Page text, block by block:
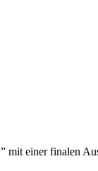
einer finalen